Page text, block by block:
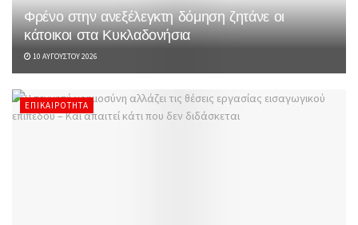
Φρένο στην ανεξέλεγκτη δόμηση ζητάνε οι
κάτοικοι στα Κυκλαδονήσια
10 ΑΥΓΟΎΣΤΟΥ 2026
ΕΠΙΚΑΙΡΌΤΗΤΑ